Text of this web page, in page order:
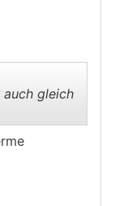
auch gleich